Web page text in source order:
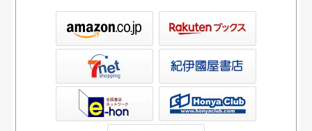
書店ウェブストア